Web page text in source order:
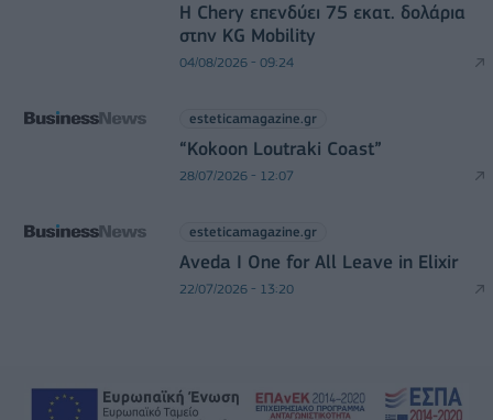
Η Chery επενδύει 75 εκατ. δολάρια
στην KG Mobility
04/08/2026 - 09:24
esteticamagazine.gr
“Kokoon Loutraki Coast”
28/07/2026 - 12:07
esteticamagazine.gr
Aveda I One for All Leave in Elixir
22/07/2026 - 13:20